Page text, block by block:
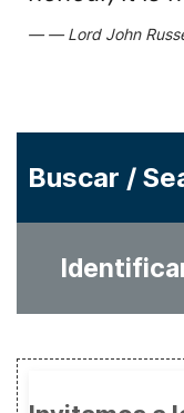
Lord John
Buscar /